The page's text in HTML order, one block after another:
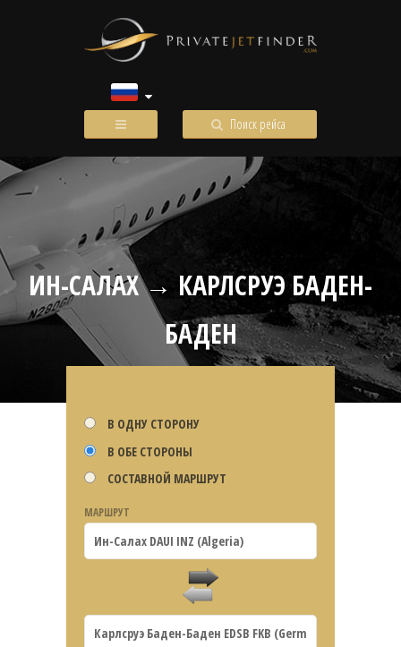
Поиск рейса
ИН-САЛАХ → КАРЛСРУЭ БАДЕН-
БАДЕН
В ОДНУ СТОРОНУ
В ОБЕ СТОРОНЫ
СОСТАВНОЙ МАРШРУТ
МАРШРУТ